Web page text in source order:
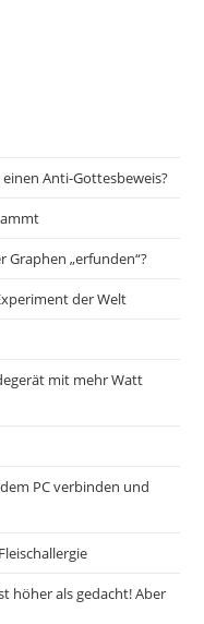
Anti-Gottesbeweis?
Graphen „erfunden“?
der Welt
mit mehr Watt
PC verbinden und
höher als gedacht! Aber